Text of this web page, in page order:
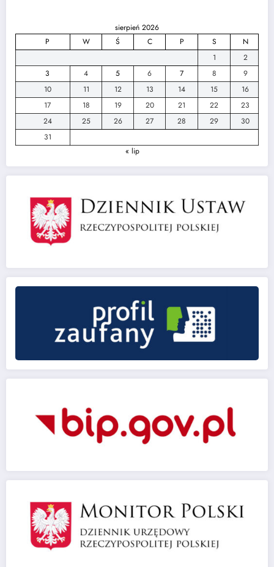
sierpień 2026
P
W Ś C P S
N
1
2
3
4 5 6 7 8
9
10
11 12 13 14 15
16
17
18 19 20 21 22
23
24
25 26 27 28 29
30
31
« lip